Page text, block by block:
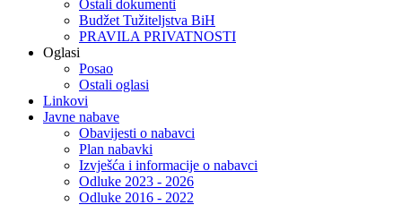
Ostali dokumenti
Budžet Tužiteljstva BiH
PRAVILA PRIVATNOSTI
Oglasi
Posao
Ostali oglasi
Linkovi
Javne nabave
Obavijesti o nabavci
Plan nabavki
Izvješća i informacije o nabavci
Odluke 2023 - 2026
Odluke 2016 - 2022